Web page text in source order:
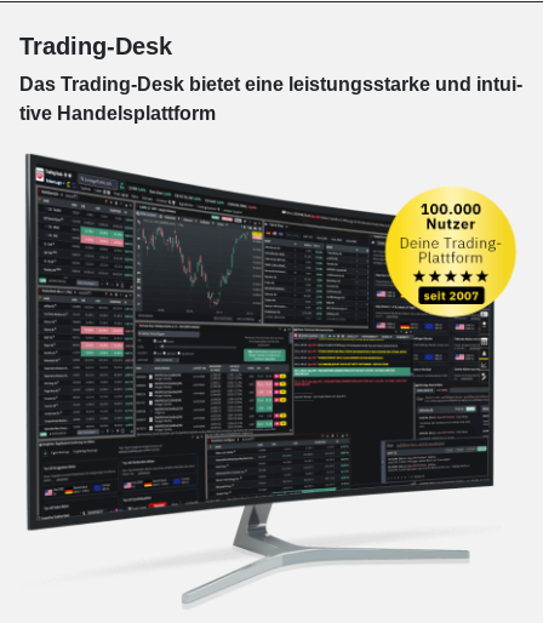
Trading-Desk
Das Trading-Desk bie­tet eine leis­tungs­star­ke und in­tui­
tive Han­dels­platt­form